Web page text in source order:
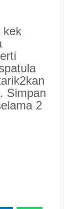
kek
Simpan
2